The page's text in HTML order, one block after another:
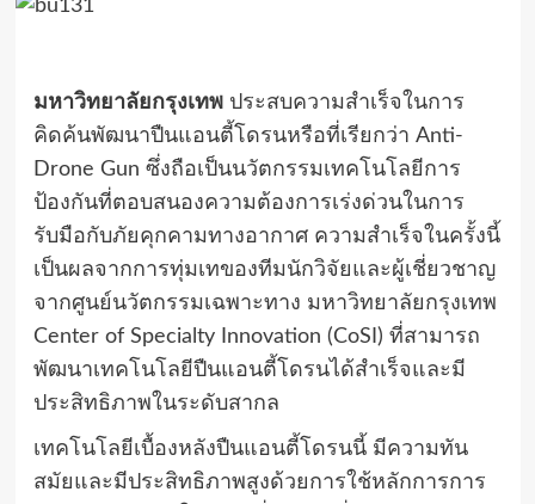
มหาวิทยาลัยกรุงเทพ ประสบความสำเร็จในการ
คิดค้นพัฒนาปืนแอนตี้โดรนหรือที่เรียกว่า Anti-
Drone Gun ซึ่งถือเป็นนวัตกรรมเทคโนโลยีการ
ป้องกันที่ตอบสนองความต้องการเร่งด่วนในการ
รับมือกับภัยคุกคามทางอากาศ ความสำเร็จในครั้งนี้
เป็นผลจากการทุ่มเทของทีมนักวิจัยและผู้เชี่ยวชาญ
จากศูนย์นวัตกรรมเฉพาะทาง มหาวิทยาลัยกรุงเทพ
Center of Specialty Innovation (CoSI) ที่สามารถ
พัฒนาเทคโนโลยีปืนแอนตี้โดรนได้สำเร็จและมี
ประสิทธิภาพในระดับสากล
เทคโนโลยีเบื้องหลังปืนแอนตี้โดรนนี้ มีความทัน
สมัยและมีประสิทธิภาพสูงด้วยการใช้หลักการการ